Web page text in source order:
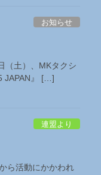
お知らせ
（土）、MKタクシ
JAPAN』 […]
連盟より
ら活動にかかわれ